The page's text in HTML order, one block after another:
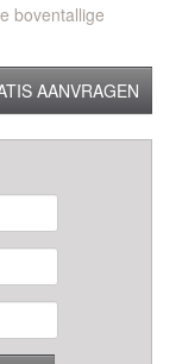
boventallige
AANVRAGEN